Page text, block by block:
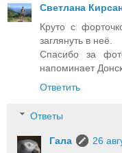
Светлана
Круто с
заглянуть в неё.
Спасибо за
напоминает
Ответить
Ответы
Гала
26